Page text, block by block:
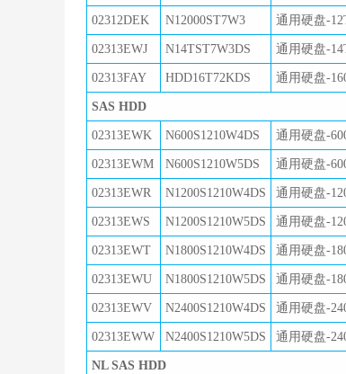
02312DEK N12000ST7W3 通用硬盘-
02313EWJ N14TST7W3DS 通用硬盘-
02313FAY HDD16T72KDS 通用硬盘-
SAS HDD
02313EWK N600S1210W4DS 通用硬盘-
02313EWM N600S1210W5DS 通用硬盘-
02313EWR N1200S1210W4DS 通用硬盘-
02313EWS N1200S1210W5DS 通用硬盘-
02313EWT N1800S1210W4DS 通用硬盘-
02313EWU N1800S1210W5DS 通用硬盘-
02313EWV N2400S1210W4DS 通用硬盘-
02313EWW N2400S1210W5DS 通用硬盘-
NL SAS HDD